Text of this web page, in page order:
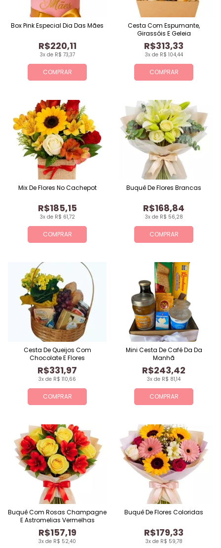
COMPRAR
3x de R$ 73,37
R$220,11
Box Pink Especial Dia Das Mães
COMPRAR
3x de R$ 104,44
R$313,33
Cesta Com Espumante,
Girassóis E Geleia
COMPRAR
3x de R$ 61,72
R$185,15
Mix De Flores No Cachepot
COMPRAR
3x de R$ 56,28
R$168,84
Buquê De Flores Brancas
COMPRAR
3x de R$ 110,66
R$331,97
Cesta De Queijos Com
Chocolate E Flores
COMPRAR
3x de R$ 81,14
R$243,42
Mini Cesta De Café Da Da
Manhã
3x de R$ 52,40
R$157,19
Buquê Com Rosas Champagne
E Astromelias Vermelhas
3x de R$ 59,78
R$179,33
Buquê De Flores Coloridas